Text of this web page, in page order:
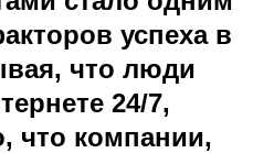
успеха в
что люди
24/7,
что компании,